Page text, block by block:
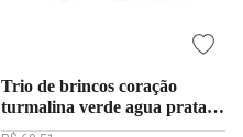
Trio de brincos coração
turmalina verde agua prata
925